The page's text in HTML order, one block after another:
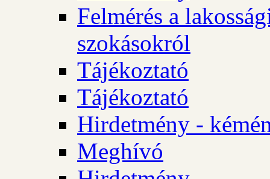
Felmérés a
szokásokról
Tájékoztató
Tájékoztató
Hirdetmény -
Meghívó